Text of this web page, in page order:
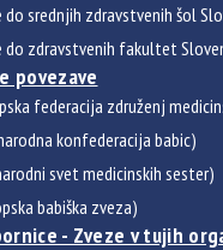
do srednjih zdravstvenih šol
do zdravstvenih fakultet
povezave
federacija združenj
konfederacija babic)
svet medicinskih sester)
babiška zveza)
- Zveze v tujih